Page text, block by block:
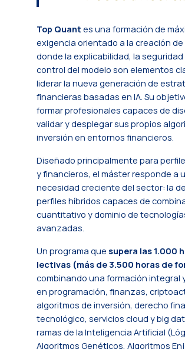
Top Quant es una formación de
exigencia orientado a la creación de
donde la explicabilidad, la seguridad
control del modelo son elementos
liderar la nueva generación de
financieras basadas en IA. Su
formar profesionales capaces de
validar y desplegar sus propios
inversión en entornos financieros.
Diseñado principalmente para
y financieros, el máster responde a
necesidad creciente del sector: la
perfiles híbridos capaces de
cuantitativo y dominio de
avanzadas.
Un programa que supera las 1.000
lectivas (más de 3.500 horas de
combinando una formación integral
en programación, finanzas,
algoritmos de inversión, derecho
tecnológico, servicios cloud y big
ramas de la Inteligencia Artificial
Algoritmos Genéticos, Algoritmos